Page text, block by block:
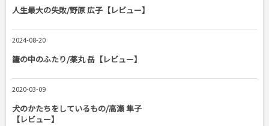
人生最大の失敗/野原 広子【レビュー】
2024-08-20
籠の中のふたり/薬丸 岳【レビュー】
2020-03-09
犬のかたちをしているもの/高瀬 隼子
【レビュー】